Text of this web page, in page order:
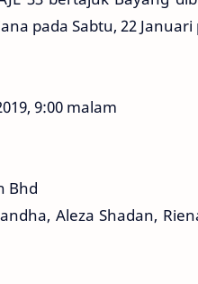
pada Sabtu, 22
9:00 malam
Bhd
Aleza Shadan,